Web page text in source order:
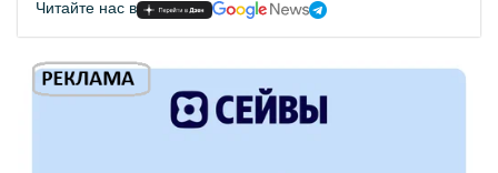
Читайте нас в